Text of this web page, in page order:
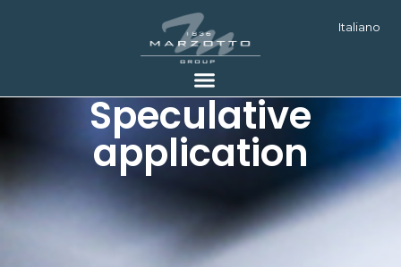
Italiano
Speculative
application